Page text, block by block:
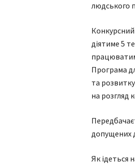
людського
Конкурсний
діятиме 5
Програма
та
на розгляд
допущених
Як ідеться